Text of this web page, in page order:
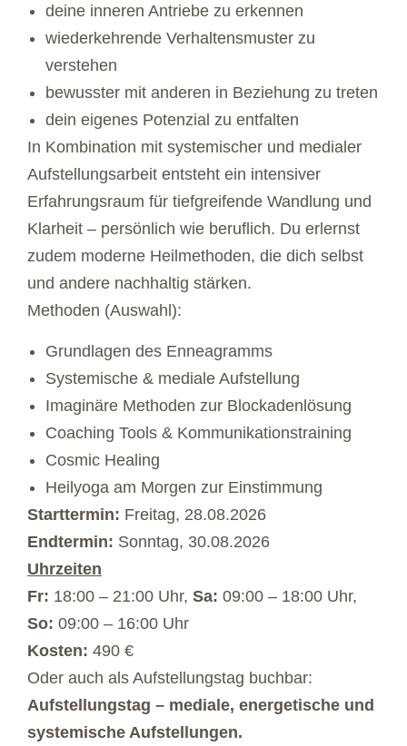
deine inneren Antriebe zu erkennen
wiederkehrende Verhaltensmuster zu
verstehen
bewusster mit anderen in Beziehung zu treten
dein eigenes Potenzial zu entfalten
In Kombination mit systemischer und medialer
Aufstellungsarbeit entsteht ein intensiver
Erfahrungsraum für tiefgreifende Wandlung und
Klarheit – persönlich wie beruflich. Du erlernst
zudem moderne Heilmethoden, die dich selbst
und andere nachhaltig stärken.
Methoden (Auswahl):
Grundlagen des Enneagramms
Systemische & mediale Aufstellung
Imaginäre Methoden zur Blockadenlösung
Coaching Tools & Kommunikationstraining
Cosmic Healing
Heilyoga am Morgen zur Einstimmung
Starttermin: Freitag, 28.08.2026
Endtermin: Sonntag, 30.08.2026
Uhrzeiten
Fr: 18:00 – 21:00 Uhr, Sa: 09:00 – 18:00 Uhr,
So: 09:00 – 16:00 Uhr
Kosten: 490 €
Oder auch als Aufstellungstag buchbar:
Aufstellungstag – mediale, energetische und
systemische Aufstellungen.